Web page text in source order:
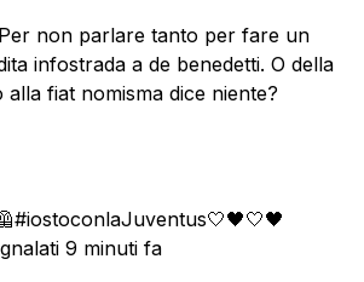
non parlare tanto per fare un
infostrada a de benedetti. O della
fiat nomisma dice niente?
9 minuti fa